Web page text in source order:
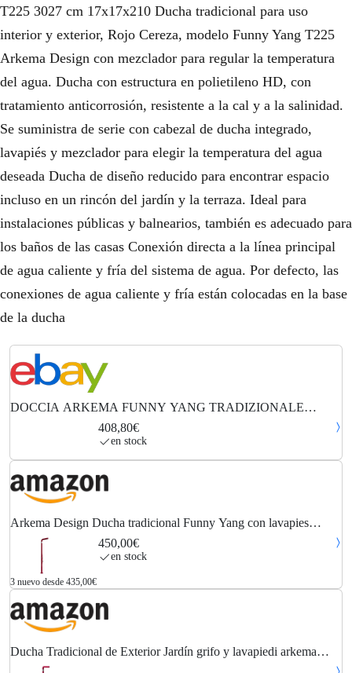
T225 3027 cm 17x17x210 Ducha tradicional para uso
interior y exterior, Rojo Cereza, modelo Funny Yang T225
Arkema Design con mezclador para regular la temperatura
del agua. Ducha con estructura en polietileno HD, con
tratamiento anticorrosión, resistente a la cal y a la salinidad.
Se suministra de serie con cabezal de ducha integrado,
lavapiés y mezclador para elegir la temperatura del agua
deseada Ducha de diseño reducido para encontrar espacio
incluso en un rincón del jardín y la terraza. Ideal para
instalaciones públicas y balnearios, también es adecuado para
los baños de las casas Conexión directa a la línea principal
de agua caliente y fría del sistema de agua. Por defecto, las
conexiones de agua caliente y fría están colocadas en la base
de la ducha
DOCCIA ARKEMA FUNNY YANG TRADIZIONALE
COLORE ROSSO CON LAVAPIEDI - PER INTERNI E
408,80€
en stock
Arkema Design Ducha tradicional Funny Yang con lavapies
T225/3027 Cherry450,00€
en stock
3 nuevo desde 435,00€
Ducha Tradicional de Exterior Jardín grifo y lavapiedi arkema
Funny Yang Cherry